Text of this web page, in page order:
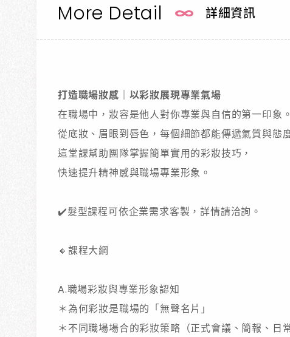
More Detail 詳細資訊
打造職場妝感｜以彩妝展現專業氣場
在職場中，妝容是他人對你專業與自信的第一印象。
從底妝、眉眼到唇色，每個細節都能傳遞氣質與態
這堂課幫助團隊掌握簡單實用的彩妝技巧，
快速提升精神感與職場專業形象。
✔️髮型課程可依企業需求客製，詳情請洽詢。
🔸課程大綱
A.職場彩妝與專業形象認知
＊為何彩妝是職場的「無聲名片」
＊不同職場場合的彩妝策略（正式會議、簡報、日常